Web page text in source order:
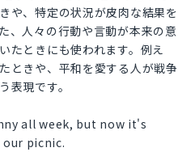
や、特定の状況が皮肉な結果を
、人々の行動や言動が本来の意
たときにも使われます。例え
ときや、平和を愛する人が戦争
表現です。
all week, but now it's
picnic.